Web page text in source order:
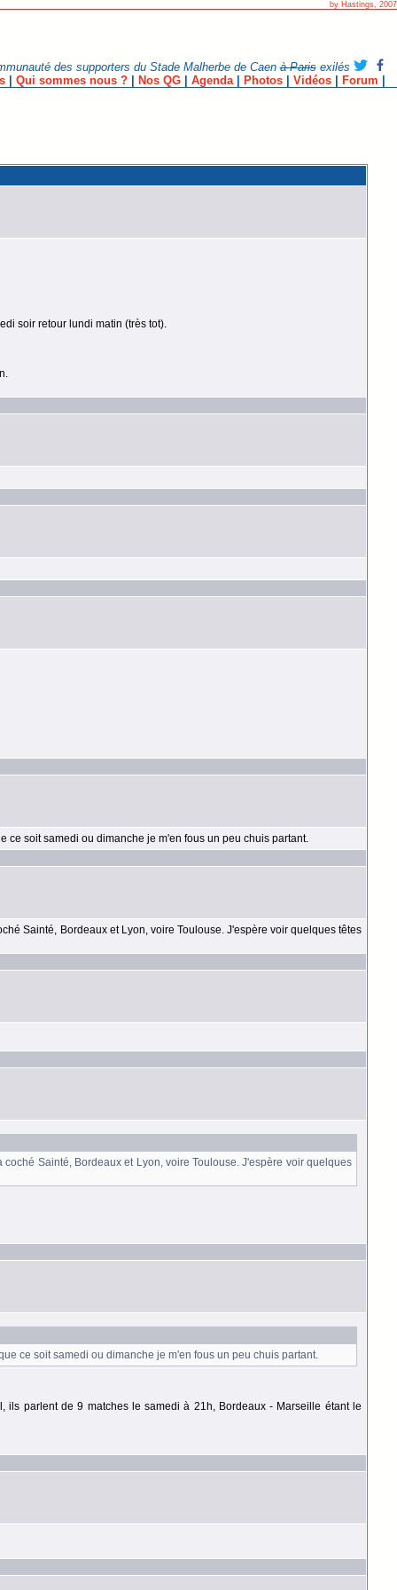
by Hastings, 2007
des supporters du Stade Malherbe de Caenà Parisexilés
| Qui sommes nous ?| Nos QG| Agenda| Photos| Vidéos| Forum |
soir retour lundi matin (très tot).
ce soit samedi ou dimanche je m'en fous un peu chuis partant.
Sainté, Bordeaux et Lyon, voire Toulouse. J'espère voir quelques têtes
Sainté, Bordeaux et Lyon, voire Toulouse. J'espère voir quelques
ce soit samedi ou dimanche je m'en fous un peu chuis partant.
parlent de 9 matches le samedi à 21h, Bordeaux - Marseille étant le